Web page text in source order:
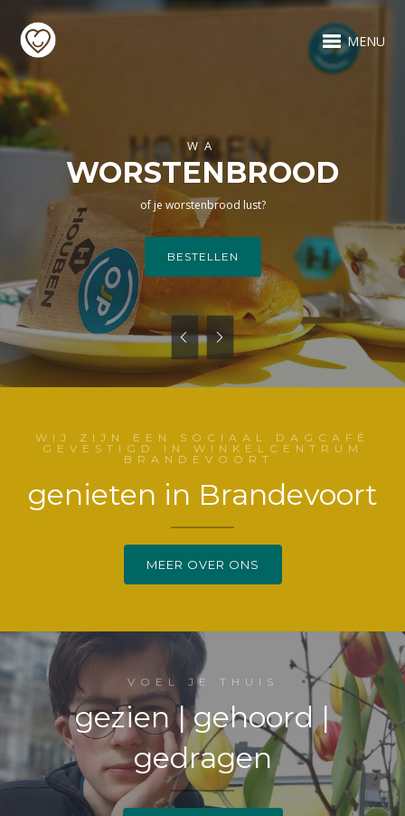
MENU
WA
WORSTENBROOD
of je worstenbrood lust?
BESTELLEN
WIJ ZIJN EEN SOCIAAL DAGCAFÉ
GEVESTIGD IN WINKELCENTRUM
BRANDEVOORT.
genieten in Brandevoort
MEER OVER ONS
VOEL JE THUIS
gezien | gehoord |
gedragen